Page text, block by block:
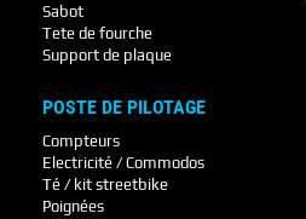
Sabot
Tete de fourche
Support de plaque
POSTE DE PILOTAGE
Compteurs
Electricité / Commodos
Té / kit streetbike
Poignées